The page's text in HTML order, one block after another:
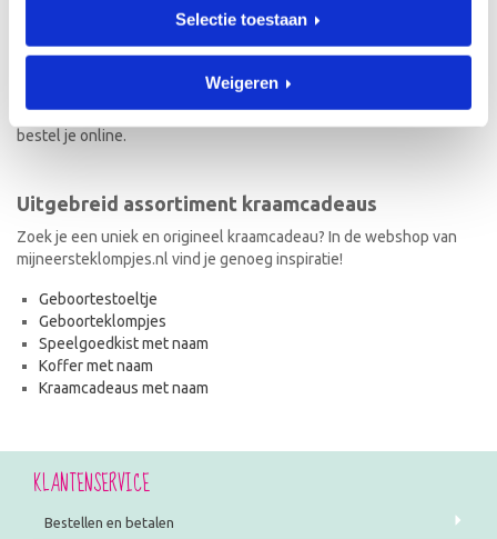
Selectie toestaan
Weigeren
Naast geboorteklompjes vind je op mijneersteklompjes.nl de meest
originele kraamcadeaus met naam. Van geboortestoeltjes en
met naam wordt met de hand geschilderd en is dus uniek! Ook de
kraamcadeaus met naam en in de stijl van het geboortekaartje
bestel je online.
Uitgebreid assortiment kraamcadeaus
Zoek je een uniek en origineel kraamcadeau? In de webshop van
mijneersteklompjes.nl vind je genoeg inspiratie!
Geboortestoeltje
Geboorteklompjes
Speelgoedkist met naam
Koffer met naam
Kraamcadeaus met naam
KLANTENSERVICE
Bestellen en betalen